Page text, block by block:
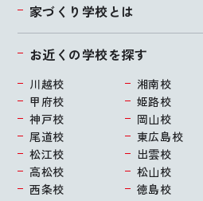
家づくり学校とは
お近くの学校を探す
川越校 湘南校
甲府校
姫路校
神戸校
岡山校
尾道校
東広島校
松江校
出雲校
高松校
松山校
西条校
徳島校